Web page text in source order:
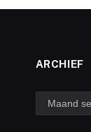
ARCHIEF
archief